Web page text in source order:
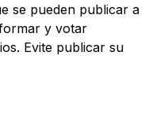
se pueden publicar a
y votar
Evite publicar su